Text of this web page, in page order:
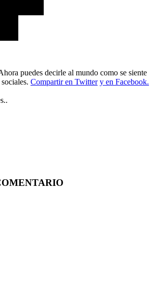
puedes decirle al mundo como se siente
Compartir en Twitter y en Facebook.